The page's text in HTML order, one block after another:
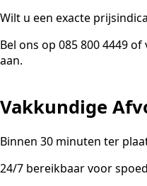
Wilt u een exacte
Bel ons op 085 800 4449
aan.
Vakkundige
Binnen 30 minuten ter
24/7 bereikbaar voor